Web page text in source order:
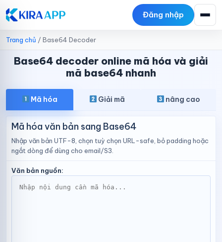
Đăng nhập
Trang chủ / Base64 Decoder
Base64 decoder online mã hóa và giải
mã base64 nhanh
Mã hóa Giải mã nâng cao
Mã hóa văn bản sang Base64
Nhập văn bản UTF-8, chọn tuỳ chọn URL-safe, bỏ padding hoặc
ngắt dòng để dùng cho email/S3.
Văn bản nguồn: